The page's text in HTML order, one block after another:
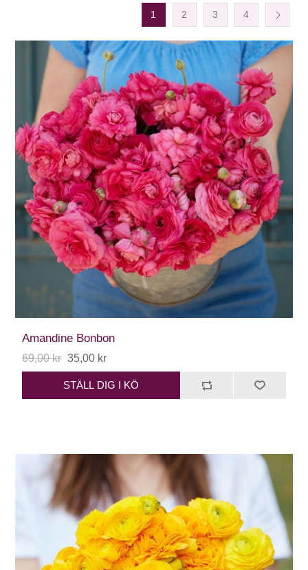
1 2 3 4
Amandine Bonbon
69,00 kr 35,00 kr
STÄLL DIG I KÖ